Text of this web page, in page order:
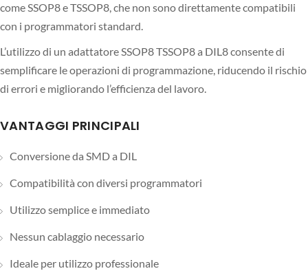
come SSOP8 e TSSOP8, che non sono direttamente compatibili
con i programmatori standard.
L’utilizzo di un adattatore SSOP8 TSSOP8 a DIL8 consente di
semplificare le operazioni di programmazione, riducendo il rischio
di errori e migliorando l’efficienza del lavoro.
VANTAGGI PRINCIPALI
Conversione da SMD a DIL
Compatibilità con diversi programmatori
Utilizzo semplice e immediato
Nessun cablaggio necessario
Ideale per utilizzo professionale